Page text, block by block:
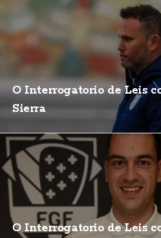
O Interrogatorio de Leis
Sierra
O Interrogatorio de Leis